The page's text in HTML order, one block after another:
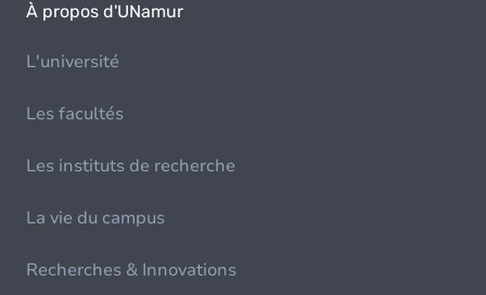
À propos d'UNamur
L'université
Les facultés
Les instituts de recherche
La vie du campus
Recherches & Innovations